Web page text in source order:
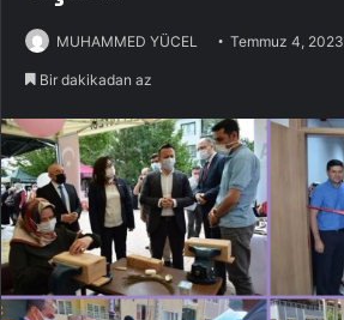
MUHAMMED YÜCEL Temmuz 4, 2023
Bir dakikadan az